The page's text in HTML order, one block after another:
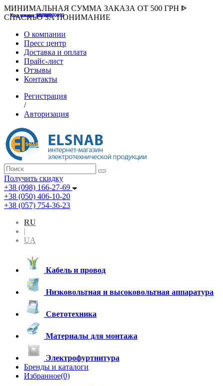
МИНИМАЛЬНАЯ СУММА ЗАКАЗА ОТ 500 ГРН ᐈ
СПАСИБО ЗА ПОНИМАНИЕ
О компании
Пресс центр
Доставка и оплата
Прайс-лист
Отзывы
Контакты
Регистрация
/
Авторизация
Получить скидку
+38 (098) 166-27-69
+38 (050) 406-10-20
+38 (057) 754-36-23
RU
|
UA
Кабель и провод
Низковольтная и высоковольтная аппаратура
Светотехника
Материалы для монтажа
Электрофуртнитура
Бренды и каталоги
Избранное(0)
Код товара :507000
Код товара :HUK-K00058
Код товара :Т075177
Код товара :pnsv12
Код товара :HUK-K00072